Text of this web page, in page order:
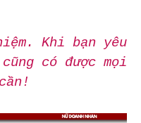
Khi bạn yêu
có được mọi